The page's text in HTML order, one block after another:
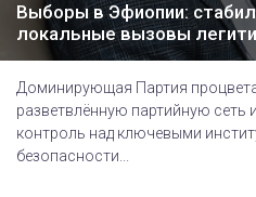
Выборы в Эфиопии:
локальные вызовы
Доминирующая Партия
разветвлённую партийную сеть
контроль над ключевыми
безопасности...